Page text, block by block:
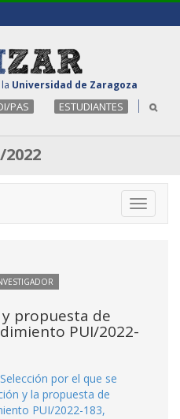
Universidad de Zaragoza
PAS ESTUDIANTES
2022
Toggle
propuesta de
PUI/2022-
por el que se
y la propuesta de
PUI/2022-183,